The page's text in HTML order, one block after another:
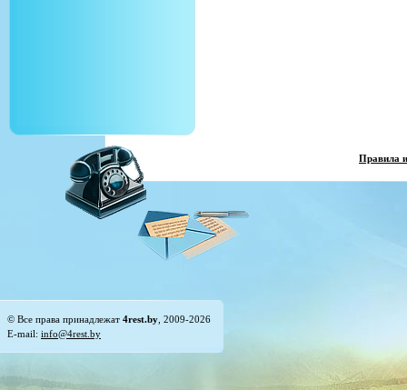
Правила
© Все права принадлежат 4rest.by , 2009-2026
E-mail: info@4rest.by